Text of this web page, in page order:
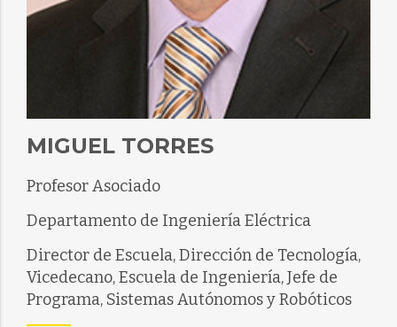
MIGUEL TORRES
Profesor Asociado
Departamento de Ingeniería Eléctrica
Director de Escuela, Dirección de Tecnología,
Vicedecano, Escuela de Ingeniería, Jefe de
Programa, Sistemas Autónomos y Robóticos